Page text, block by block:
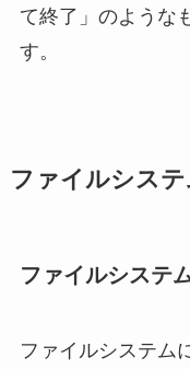
て終了」のような
す。
ファイルシス
ファイルシステ
ファイルシステム